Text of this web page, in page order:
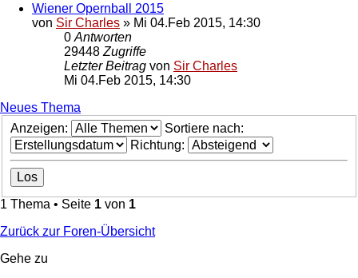
Wiener Opernball 2015
von Sir Charles » Mi 04.Feb 2015, 14:30
0 Antworten
29448 Zugriffe
Letzter Beitrag von Sir Charles
Mi 04.Feb 2015, 14:30
Neues Thema
Anzeigen:
Sortiere nach:
Richtung:
1 Thema • Seite 1 von 1
Zurück zur Foren-Übersicht
Gehe zu